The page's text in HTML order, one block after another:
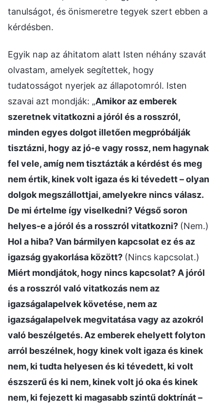
tanulságot, és önismeretre tegyek szert ebben a
kérdésben.
Egyik nap az áhitatom alatt Isten néhány szavát
olvastam, amelyek segítettek, hogy
tudatosságot nyerjek az állapotomról. Isten
szavai azt mondják: „Amikor az emberek
szeretnek vitatkozni a jóról és a rosszról,
minden egyes dolgot illetően megpróbálják
tisztázni, hogy az jó-e vagy rossz, nem hagynak
fel vele, amíg nem tisztázták a kérdést és meg
nem értik, kinek volt igaza és ki tévedett – olyan
dolgok megszállottjai, amelyekre nincs válasz.
De mi értelme így viselkedni? Végső soron
helyes-e a jóról és a rosszról vitatkozni? (Nem.)
Hol a hiba? Van bármilyen kapcsolat ez és az
igazság gyakorlása között? (Nincs kapcsolat.)
Miért mondjátok, hogy nincs kapcsolat? A jóról
és a rosszról való vitatkozás nem az
igazságalapelvek követése, nem az
igazságalapelvek megvitatása vagy az azokról
való beszélgetés. Az emberek ehelyett folyton
arról beszélnek, hogy kinek volt igaza és kinek
nem, ki tudta helyesen és ki tévedett, ki volt
észszerű és ki nem, kinek volt jó oka és kinek
nem, ki fejezett ki magasabb szintű doktrínát –